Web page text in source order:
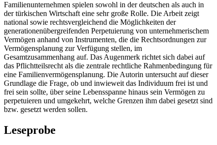
Familienunternehmen spielen sowohl in der deutschen als auch in
der türkischen Wirtschaft eine sehr große Rolle. Die Arbeit zeigt
national sowie rechtsvergleichend die Möglichkeiten der
generationenübergreifenden Perpetuierung von unternehmerischem
Vermögen anhand von Instrumenten, die die Rechtsordnungen zur
Vermögensplanung zur Verfügung stellen, im
Gesamtzusammenhang auf. Das Augenmerk richtet sich dabei auf
das Pflichtteilsrecht als die zentrale rechtliche Rahmenbedingung für
eine Familienvermögensplanung. Die Autorin untersucht auf dieser
Grundlage die Frage, ob und inwieweit das Individuum frei ist und
frei sein sollte, über seine Lebensspanne hinaus sein Vermögen zu
perpetuieren und umgekehrt, welche Grenzen ihm dabei gesetzt sind
bzw. gesetzt werden sollen.
Leseprobe